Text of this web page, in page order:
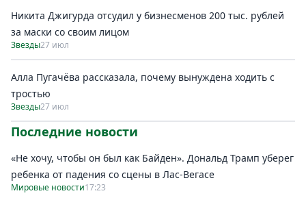
Никита Джигурда отсудил у бизнесменов 200 тыс. рублей
за маски со своим лицом
Звезды27 июл
Алла Пугачёва рассказала, почему вынуждена ходить с
тростью
Звезды27 июл
Последние новости
«Не хочу, чтобы он был как Байден». Дональд Трамп уберег
ребенка от падения со сцены в Лас-Вегасе
Мировые новости17:23